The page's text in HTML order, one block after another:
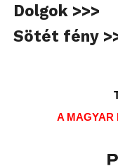
Dolgok >>>
Sötét fény
A MAGYAR